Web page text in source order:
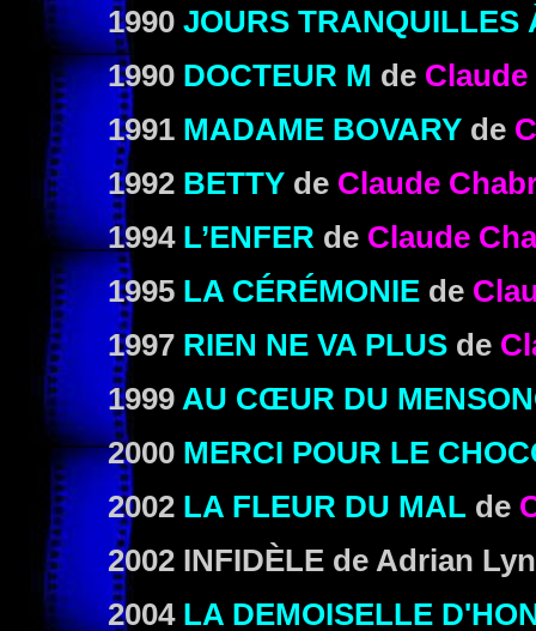
1990 JOURS TRANQUILLES
1990 DOCTEUR M de
1991 MADAME BOVARY de
1992 BETTY de Claude
1994L’ENFER de Claude
1995 LA CÉRÉMONIE de
1997 RIEN NE VA PLUS de
1999 AU CŒUR DU
2000 MERCI POUR LE
2002 LA FLEUR DU MAL de
2002 INFIDÈLE de Adrian
2004 LA DEMOISELLE